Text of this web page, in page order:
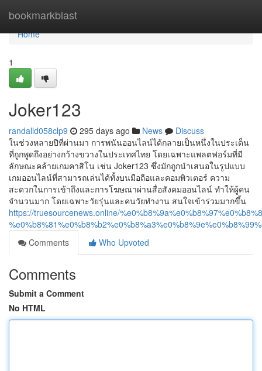
bookmarkblast
Home
Home
1
Joker123
randalld058clp9 295 days ago News
Discuss
ในช่วงหลายปีที่ผ่านมา การพนันออนไลน์ได้กลายเป็นหนึ่งในประเด็น
ที่ถูกพูดถึงอย่างกว้างขวางในประเทศไทย โดยเฉพาะแพลตฟอร์มที่มี
ลักษณะคล้ายเกมคาสิโน เช่น Joker123 ซึ่งมักถูกนำเสนอในรูปแบบ
เกมออนไลน์ที่สามารถเล่นได้ทั้งบนมือถือและคอมพิวเตอร์ ความ
สะดวกในการเข้าถึงและการโฆษณาผ่านสื่อสังคมออนไลน์ ทำให้ผู้คน
จำนวนมาก โดยเฉพาะวัยรุ่นและคนวัยทำงาน สนใจเข้าร่วมมากขึ้น
https://truesourcenews.online/
Comments
Who Upvoted
Comments
Submit a Comment
No HTML